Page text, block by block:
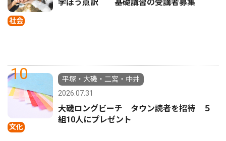
社会
学ぼう点訳 基礎講習の受講者募集
10
文化
平塚・大磯・二宮・中井
2026.07.31
大磯ロングビーチ タウン読者を招待 ５
組10人にプレゼント